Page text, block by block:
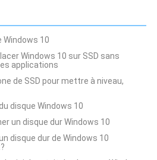
Windows 10
Windows 10 sur SSD sans
applications
de SSD pour mettre à niveau,
disque Windows 10
un disque dur Windows 10
disque dur de Windows 10